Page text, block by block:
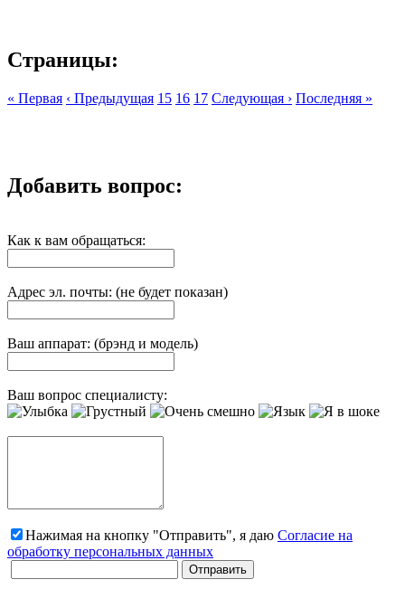
Страницы:
« Первая ‹ Предыдущая 15 16 17 Следующая › Последняя »
Добавить вопрос:
Как к вам обращаться:
Адрес эл. почты: (не будет показан)
Ваш аппарат: (брэнд и модель)
Ваш вопрос специалисту:
Нажимая на кнопку "Отправить", я даю Согласие на
обработку персональных данных